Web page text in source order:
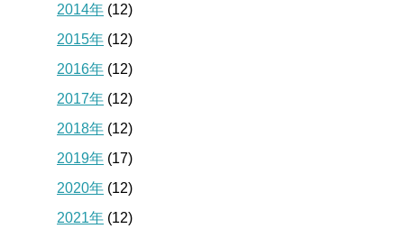
2014年 (12)
2015年 (12)
2016年 (12)
2017年 (12)
2018年 (12)
2019年 (17)
2020年 (12)
2021年 (12)